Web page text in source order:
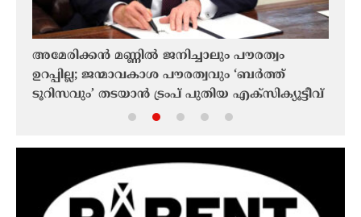
അമേരിക്കൻ മണ്ണിൽ ജനിച്ചാലും പൗരത്വം
ഉറപ്പില്ല; ജന്മാവകാശ പൗരത്വവും ‘ബർത്ത്
ടൂറിസവും’ തടയാൻ ട്രംപ് പുതിയ എക്സിക്യൂട്ടീവ്
ഉത്തരവുകളിൽ ഒപ്പുവെച്ചു